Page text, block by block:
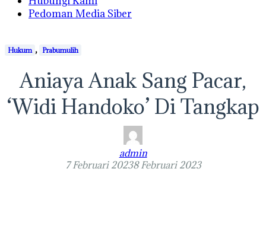
Pedoman Media Siber
Hukum , Prabumulih
Aniaya Anak Sang Pacar,
‘Widi Handoko’ Di Tangkap
admin
7 Februari 20238 Februari 2023